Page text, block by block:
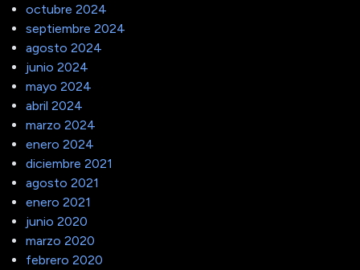
octubre 2024
septiembre 2024
agosto 2024
junio 2024
mayo 2024
abril 2024
marzo 2024
enero 2024
diciembre 2021
agosto 2021
enero 2021
junio 2020
marzo 2020
febrero 2020